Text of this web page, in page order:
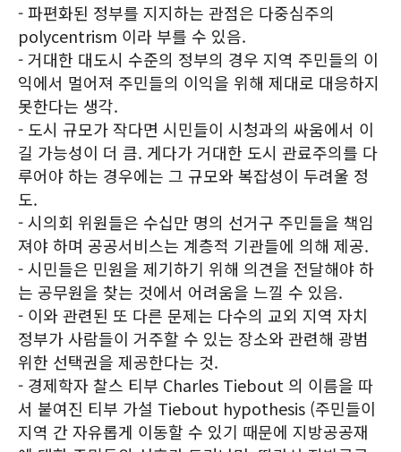
- 파편화된 정부를 지지하는 관점은 다중심주의
polycentrism 이라 부를 수 있음.
- 거대한 대도시 수준의 정부의 경우 지역 주민들의 이
익에서 멀어져 주민들의 이익을 위해 제대로 대응하지
못한다는 생각.
- 도시 규모가 작다면 시민들이 시청과의 싸움에서 이
길 가능성이 더 큼. 게다가 거대한 도시 관료주의를 다
루어야 하는 경우에는 그 규모와 복잡성이 두려울 정
도.
- 시의회 위원들은 수십만 명의 선거구 주민들을 책임
져야 하며 공공서비스는 계층적 기관들에 의해 제공.
- 시민들은 민원을 제기하기 위해 의견을 전달해야 하
는 공무원을 찾는 것에서 어려움을 느낄 수 있음.
- 이와 관련된 또 다른 문제는 다수의 교외 지역 자치
정부가 사람들이 거주할 수 있는 장소와 관련해 광범
위한 선택권을 제공한다는 것.
- 경제학자 찰스 티부 Charles Tiebout 의 이름을 따
서 붙여진 티부 가설 Tiebout hypothesis (주민들이
지역 간 자유롭게 이동할 수 있기 때문에 지방공공재